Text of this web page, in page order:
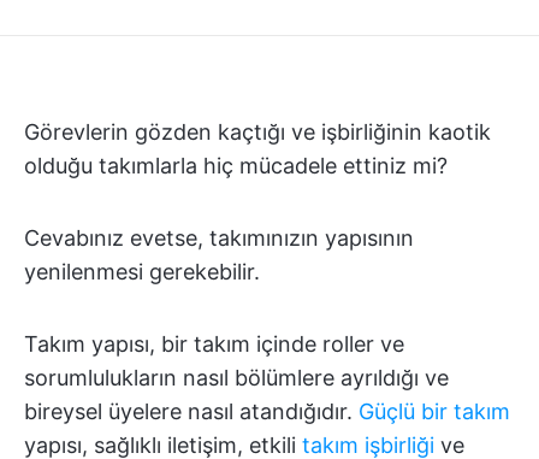
Görevlerin gözden kaçtığı ve işbirliğinin kaotik
olduğu takımlarla hiç mücadele ettiniz mi?
Cevabınız evetse, takımınızın yapısının
yenilenmesi gerekebilir.
Takım yapısı, bir takım içinde roller ve
sorumlulukların nasıl bölümlere ayrıldığı ve
bireysel üyelere nasıl atandığıdır. Güçlü bir takım
yapısı, sağlıklı iletişim, etkili takım işbirliği ve